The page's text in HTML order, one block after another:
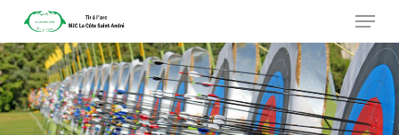
main
content
Menu